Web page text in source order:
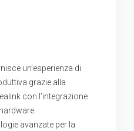
un’esperienza di
grazie alla
con l’integrazione
avanzate per la